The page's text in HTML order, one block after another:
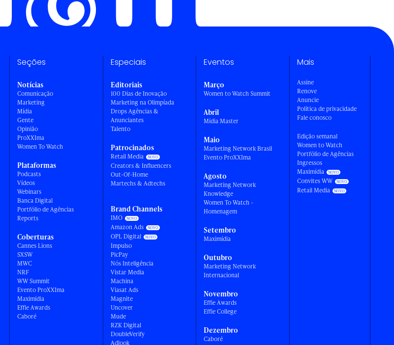
Seções
Notícias
Comunicação
Marketing
Mídia
Gente
Opinião
ProXXIma
Women To Watch
Plataformas
Podcasts
Vídeos
Webinars
Banca Digital
Portfólio de Agências
Reports
Coberturas
Cannes Lions
SXSW
MWC
NRF
WW Summit
Evento ProXXIma
Maximídia
Effie Awards
Caboré
Especiais
Editoriais
100 Dias de Inovação
Marketing na Olimpíada
Drops Agências &
Anunciantes
Talento
Patrocinados
Retail Media
Creators & Influencers
Out-Of-Home
Martechs & Adtechs
Brand Channels
IMO
Amazon Ads
OPL Digital
Impulso
PicPay
Nós Inteligência
Vistar Media
Machina
Viasat Ads
Magnite
Uncover
Mude
RZK Digital
DoubleVerify
Adlook
Eventos
Março
Women to Watch Summit
Abril
Mídia Master
Maio
Marketing Network Brasil
Evento ProXXIma
Agosto
Marketing Network
Knowledge
Women To Watch -
Homenagem
Setembro
Maximídia
Outubro
Marketing Network
Internacional
Novembro
Effie Awards
Effie College
Dezembro
Caboré
Mais
Assine
Renove
Anuncie
Política de privacidade
Fale conosco
Edição semanal
Women to Watch
Portfólio de Agências
Ingressos
Maximídia
Convites WW
Retail Media